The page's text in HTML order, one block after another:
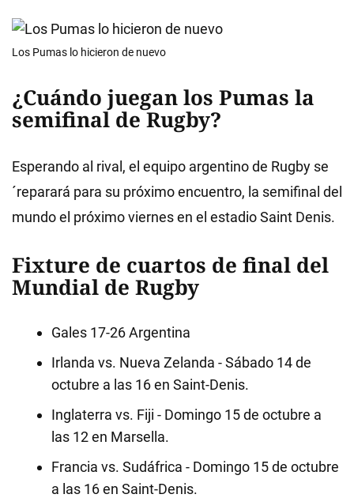
Los Pumas lo hicieron de nuevo
¿Cuándo juegan los Pumas la
semifinal de Rugby?
Esperando al rival, el equipo argentino de Rugby se
´reparará para su próximo encuentro, la semifinal del
mundo el próximo viernes en el estadio Saint Denis.
Fixture de cuartos de final del
Mundial de Rugby
Gales 17-26 Argentina
Irlanda vs. Nueva Zelanda - Sábado 14 de
octubre a las 16 en Saint-Denis.
Inglaterra vs. Fiji - Domingo 15 de octubre a
las 12 en Marsella.
Francia vs. Sudáfrica - Domingo 15 de octubre
a las 16 en Saint-Denis.